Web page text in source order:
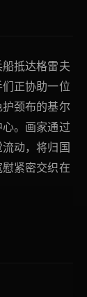
抵达格雷夫
正协助一位
颈布的基尔
。画家通过
动，将归国
紧密交织在